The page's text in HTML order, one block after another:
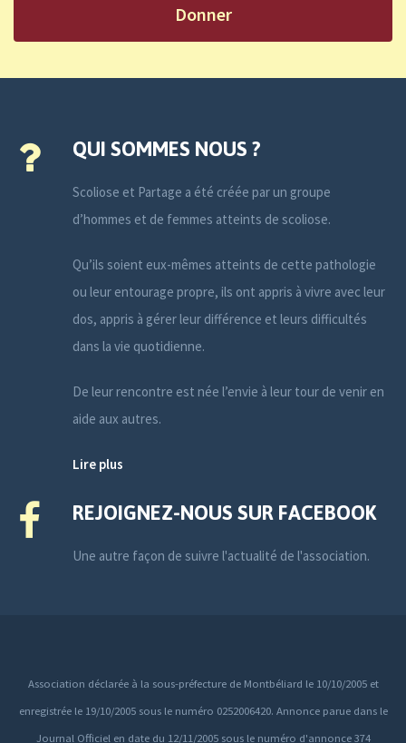
Donner
QUI SOMMES NOUS ?
Scoliose et Partage a été créée par un groupe
d’hommes et de femmes atteints de scoliose.
Qu’ils soient eux-mêmes atteints de cette pathologie
ou leur entourage propre, ils ont appris à vivre avec leur
dos, appris à gérer leur différence et leurs difficultés
dans la vie quotidienne.
De leur rencontre est née l’envie à leur tour de venir en
aide aux autres.
Lire plus
REJOIGNEZ-NOUS SUR FACEBOOK
Une autre façon de suivre l'actualité de l'association.
Association déclarée à la sous-préfecture de Montbéliard le 10/10/2005 et
enregistrée le 19/10/2005 sous le numéro 0252006420. Annonce parue dans le
Journal Officiel en date du 12/11/2005 sous le numéro d'annonce 374